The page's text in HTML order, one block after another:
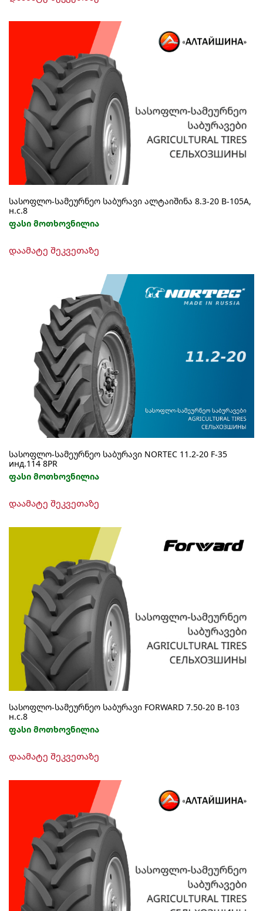
სასოფლო-სამეურნეო საბურავი ალტაიშინა 8.3-20 В-105А,
н.с.8
ფასი მოთხოვნილია
დაამატე შეკვეთაზე
სასოფლო-სამეურნეო საბურავი NORTEC 11.2-20 F-35
инд.114 8PR
ფასი მოთხოვნილია
დაამატე შეკვეთაზე
სასოფლო-სამეურნეო საბურავი FORWARD 7.50-20 В-103
н.с.8
ფასი მოთხოვნილია
დაამატე შეკვეთაზე